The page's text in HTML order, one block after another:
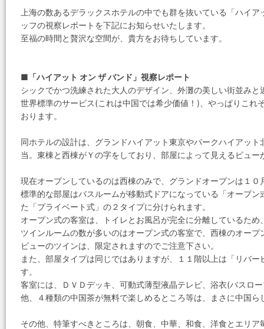
上海の数あるデラックスホテルの中でも群を抜いている「ハイ
ッフの視察レポートを下記にお知らせいたします。
至福の時間と贅沢な空間が、貴方をお待ちしています。
■「ハイアット オン ザ バンド」視察レポート
シックでかつ洗練された大人のデザイン、外灘の美しい街並み
世界標準のサービス(これは中国では希少価値！)、やっぱりこれ
おります。
同ホテルの設計は、グランドハイアット東京やパークハイアッ
当。東棟と西棟がＹの字をしており、部屋によって見えるビュー
現在オープンしているのは西棟のみで、グランドオープンは１０
標準的な部屋はバスルームが移動式ドアになっている「オープ
た「プライベート式」の２タイプに分けられます。
オープン式の客室は、トイレとお風呂が完全に分離しているた
ツインルームの数が多いのはオープン式の客室で、西棟のオー
ビューのツインは、限定されますのでご注意下さい。
また、部屋タイプは同じではありますが、１１階以上は「リバ
す。
客室には、ＤＶＤデッキ、可動式薄型液晶テレビ、浴衣(バスロ
他、４種類の中国茶が無料で楽しめるところ等は、まさに中国ら
その他、特筆すべきところは、朝食、中華、和食、洋食とエリ